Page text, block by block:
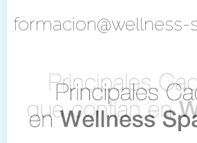
formacion@wellness-